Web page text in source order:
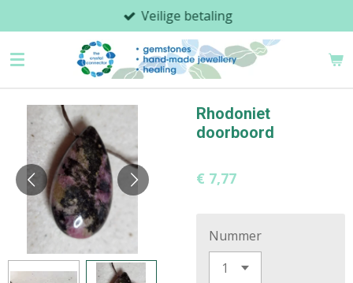
direct
naar
Veilige betaling
Rhodoniet
doorboord
€ 7,77
Nummer